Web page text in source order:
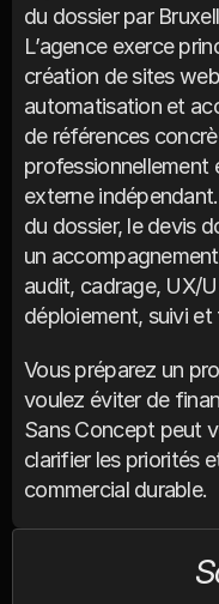
du dossier par
L’agence exerce
création de sites
automatisation et
de références
professionnellement
externe
du dossier, le devis
un
audit, cadrage, UX/
déploiement, suivi et
Vous préparez un
voulez éviter de
Sans Concept peut
clarifier les priorités
commercial durable.